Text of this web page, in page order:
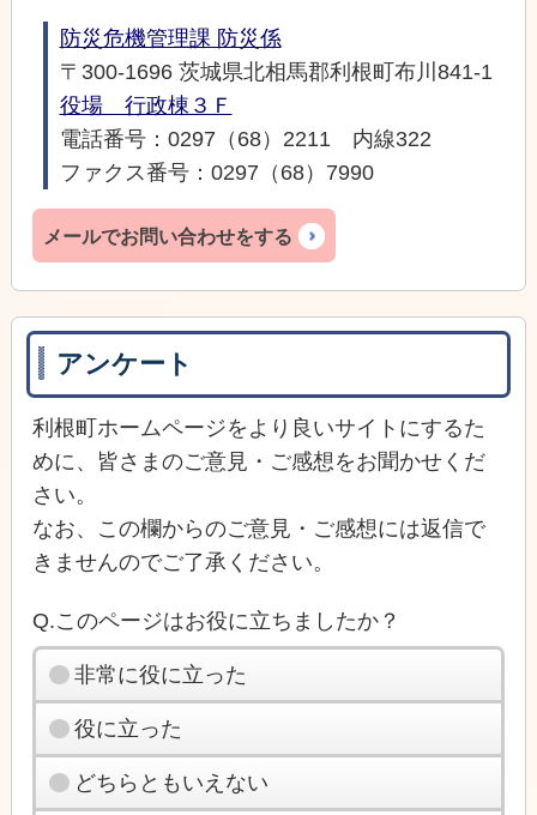
防災危機管理課 防災係
〒300-1696 茨城県北相馬郡利根町布川841-1
役場 行政棟３Ｆ
電話番号：0297（68）2211 内線322
ファクス番号：0297（68）7990
メールでお問い合わせをする
アンケート
利根町ホームページをより良いサイトにするた
めに、皆さまのご意見・ご感想をお聞かせくだ
さい。
なお、この欄からのご意見・ご感想には返信で
きませんのでご了承ください。
Q.このページはお役に立ちましたか？
非常に役に立った
役に立った
どちらともいえない